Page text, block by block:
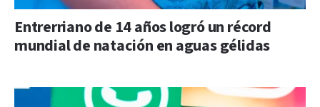
Entrerriano de 14 años logró un récord
mundial de natación en aguas gélidas